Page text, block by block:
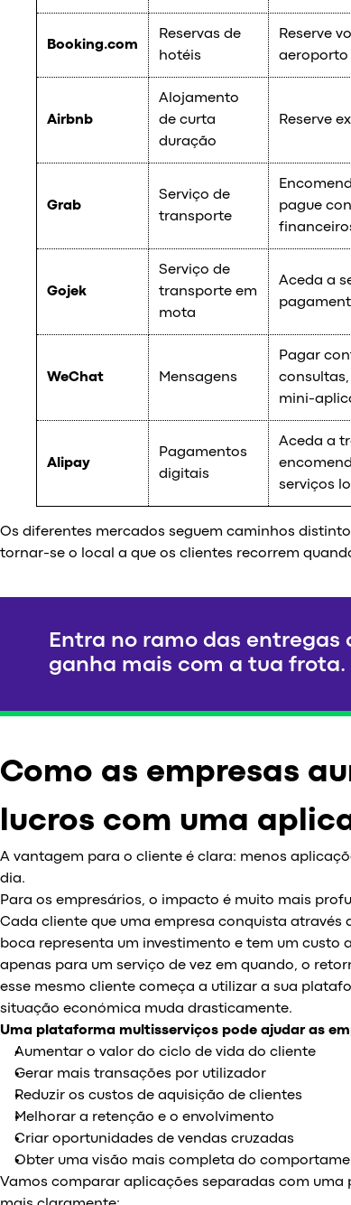
Booking.com
Reservas de
hotéis
Reserve
aeroporto
Airbnb
Alojamento
de curta
duração
Reserve
Grab
Serviço de
transporte
pague
Gojek
Serviço de
transporte em
mota
Aceda a
WeChat Mensagens
Pagar
mini-
Alipay
Pagamentos
digitais
Aceda a
serviços
Os diferentes mercados seguem caminhos
tornar-se o local a que os clientes recorrem
Entra no ramo das entregas
ganha mais com a tua frota.
Como as empresas
lucros com uma
A vantagem para o cliente é clara: menos
dia.
Para os empresários, o impacto é muito mais
Cada cliente que uma empresa conquista
boca representa um investimento e tem um custo
apenas para um serviço de vez em quando, o
esse mesmo cliente começa a utilizar a sua
situação económica muda drasticamente.
Uma plataforma multisserviços pode ajudar as
Aumentar o valor do ciclo de vida do cliente
Gerar mais transações por utilizador
Reduzir os custos de aquisição de clientes
Melhorar a retenção e o envolvimento
Criar oportunidades de vendas cruzadas
Obter uma visão mais completa do
Vamos comparar aplicações separadas com